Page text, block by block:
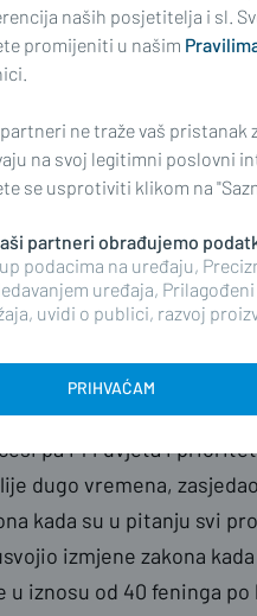
Kantona zajedno
iz Europske
toliko znače i
istaknuvši zdravstvo
ulagati europska
i kakva je trenutna
rusko-ukrajinski
bila zategnuta jer su
prvenstveno
u punom
pa i 14 uvjeta i
dugo vremena, zasjedao
kada su u pitanju svi
izmjene zakona
iznosu od 40 feninga po
naših posjetitelja i sl.
promijeniti u našim
ne traže vaš pristanak
na svoj legitimni poslovni
se usprotiviti klikom na
partneri obrađujemo
podacima na uređaju,
uređaja,
uvidi o publici, razvoj
PRIHVAĆAM